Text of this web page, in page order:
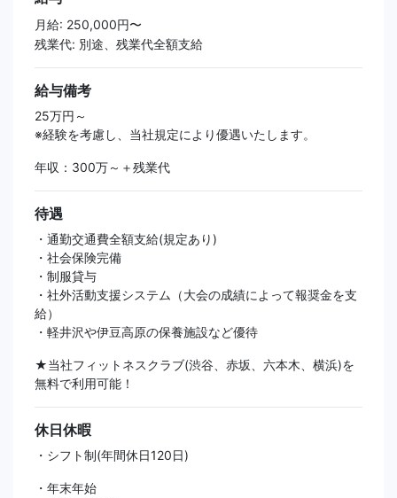
月給: 250,000円〜
残業代: 別途、残業代全額支給
給与備考
25万円～
※経験を考慮し、当社規定により優遇いたします。
年収：300万～＋残業代
待遇
・通勤交通費全額支給(規定あり)
・社会保険完備
・制服貸与
・社外活動支援システム（大会の成績によって報奨金を支
給）
・軽井沢や伊豆高原の保養施設など優待
★当社フィットネスクラブ(渋谷、赤坂、六本木、横浜)を
無料で利用可能！
休日休暇
・シフト制(年間休日120日)
・年末年始